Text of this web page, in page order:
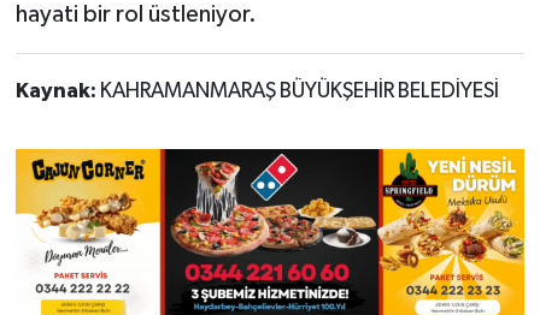
hayati bir rol üstleniyor.
Kaynak: KAHRAMANMARAŞ BÜYÜKŞEHİR BELEDİYESİ